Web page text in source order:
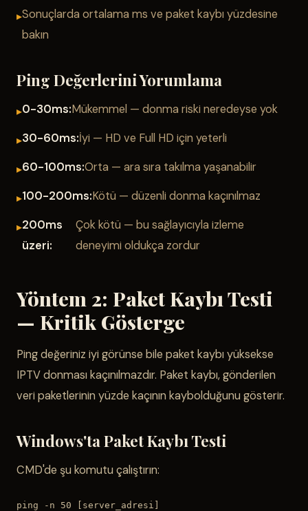
Sonuçlarda ortalama ms ve paket kaybı yüzdesine
bakın
Ping Değerlerini Yorumlama
0-30ms:Mükemmel — donma riski neredeyse yok
30-60ms:İyi — HD ve Full HD için yeterli
60-100ms:Orta — ara sıra takılma yaşanabilir
100-200ms:Kötü — düzenli donma kaçınılmaz
200ms
üzeri:
Çok kötü — bu sağlayıcıyla izleme
deneyimi oldukça zordur
Yöntem 2: Paket Kaybı Testi
— Kritik Gösterge
Ping değeriniz iyi görünse bile paket kaybı yüksekse
IPTV donması kaçınılmazdır. Paket kaybı, gönderilen
veri paketlerinin yüzde kaçının kaybolduğunu gösterir.
Windows'ta Paket Kaybı Testi
CMD'de şu komutu çalıştırın:
ping -n 50 [server_adresi]